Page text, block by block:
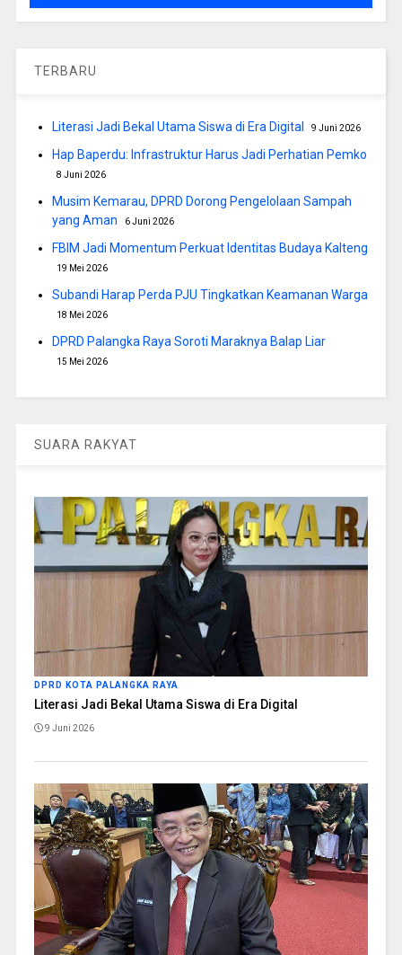
TERBARU
Literasi Jadi Bekal Utama Siswa di Era Digital 9 Juni 2026
Hap Baperdu: Infrastruktur Harus Jadi Perhatian Pemko
8 Juni 2026
Musim Kemarau, DPRD Dorong Pengelolaan Sampah
yang Aman
6 Juni 2026
FBIM Jadi Momentum Perkuat Identitas Budaya Kalteng
19 Mei 2026
Subandi Harap Perda PJU Tingkatkan Keamanan Warga
18 Mei 2026
DPRD Palangka Raya Soroti Maraknya Balap Liar
15 Mei 2026
SUARA RAKYAT
DPRD KOTA PALANGKA RAYA
Literasi Jadi Bekal Utama Siswa di Era Digital
9 Juni 2026